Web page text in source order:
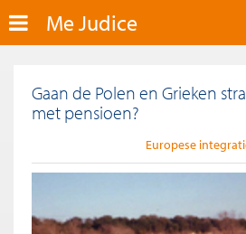
Me Judice
Gaan de Polen en Grieken
met pensioen?
Europese